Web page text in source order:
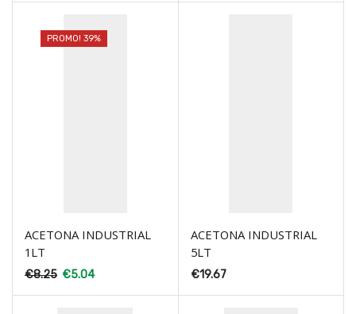
PROMO! 39%
ACETONA INDUSTRIAL
1LT
€8.25 €5.04
ACETONA INDUSTRIAL
5LT
€19.67